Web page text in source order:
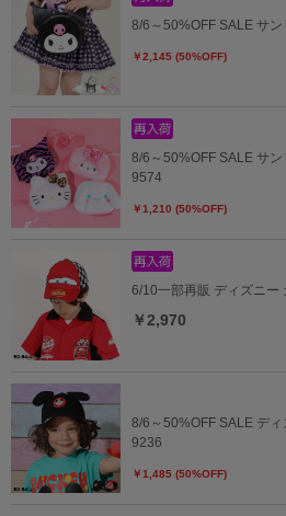
8/6～50%OFF SALE サ
￥2,145 (50%OFF)
8/6～50%OFF SALE サ
9574
￥1,210 (50%OFF)
6/10一部再販 ディズニー
￥2,970
8/6～50%OFF SALE デ
9236
￥1,485 (50%OFF)